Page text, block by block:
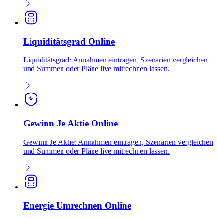
Liquiditätsgrad Online
Liquiditätsgrad: Annahmen eintragen, Szenarien vergleichen
und Summen oder Pläne live mitrechnen lassen.
Gewinn Je Aktie Online
Gewinn Je Aktie: Annahmen eintragen, Szenarien vergleichen
und Summen oder Pläne live mitrechnen lassen.
Energie Umrechnen Online